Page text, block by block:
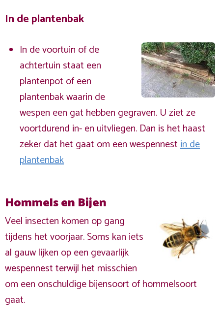
In de plantenbak
In de voortuin of de
achtertuin staat een
plantenpot of een
plantenbak waarin de
wespen een gat hebben gegraven. U ziet ze
voortdurend in- en uitvliegen. Dan is het haast
zeker dat het gaat om een wespennestin de
plantenbak
Hommels en Bijen
Veel insecten komen op gang
tijdens het voorjaar. Soms kan iets
al gauw lijken op een gevaarlijk
wespennest terwijl het misschien
om een onschuldige bijensoort of hommelsoort
gaat.